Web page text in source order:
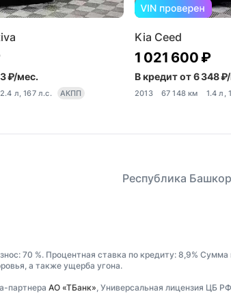
₽/мес.
2.4 л, 167 л.с. АКПП
Kia Ceed
1 021 600 ₽
В кредит от 6 348
2013 67 148 км 1.4 л,
Республика
70 %. Процентная ставка по кредиту: 8,9%
а также ущерба угона.
партнера АО «ТБанк» , Универсальная лицензия ЦБ